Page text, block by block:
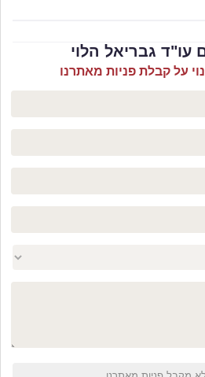
עו"ד גבריאל הלוי
על קבלת פניות מאתרנו